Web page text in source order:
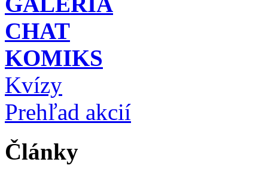
CHAT
KOMIKS
Kvízy
Prehľad akcií
Články